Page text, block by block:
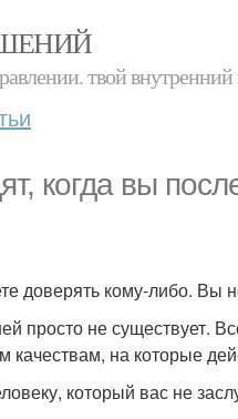
твой
когда вы
доверять кому-либо. Вы
просто не существует.
на которые
который вас не